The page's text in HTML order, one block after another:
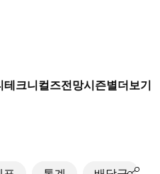
테크니컬즈전망시즌별더보기